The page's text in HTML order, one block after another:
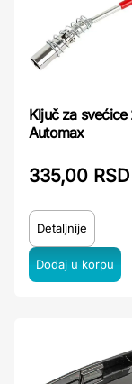
Ključ za svećice
Automax
335,00 RSD
Detaljnije